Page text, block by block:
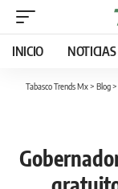
INICIO NOTICIAS
Tabasco Trends Mx> Blog>